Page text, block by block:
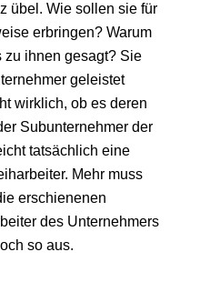
übel. Wie sollen sie für
erbringen? Warum
zu ihnen gesagt? Sie
geleistet
wirklich, ob es deren
Subunternehmer der
tatsächlich eine
Mehr muss
erschienenen
des Unternehmers
so aus.